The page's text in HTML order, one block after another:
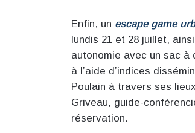
Enfin, un escape game
lundis 21 et 28 juillet,
autonomie avec un sac
à l’aide d’indices
Poulain à travers ses
Griveau, guide-
réservation.